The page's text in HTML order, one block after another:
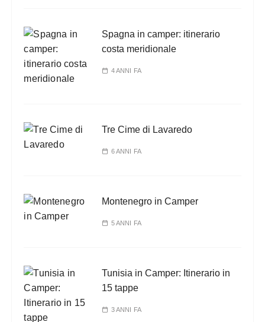
Spagna in camper: itinerario
costa meridionale
4 ANNI FA
Tre Cime di Lavaredo
6 ANNI FA
Montenegro in Camper
5 ANNI FA
Tunisia in Camper: Itinerario in
15 tappe
3 ANNI FA